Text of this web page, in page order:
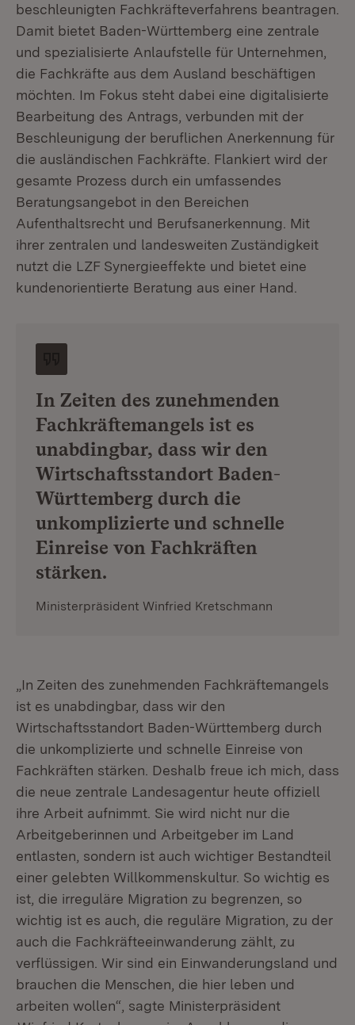
beschleunigten Fachkräfteverfahrens beantragen.
Damit bietet Baden-Württemberg eine zentrale
und spezialisierte Anlaufstelle für Unternehmen,
die Fachkräfte aus dem Ausland beschäftigen
möchten. Im Fokus steht dabei eine digitalisierte
Bearbeitung des Antrags, verbunden mit der
Beschleunigung der beruflichen Anerkennung für
die ausländischen Fachkräfte. Flankiert wird der
gesamte Prozess durch ein umfassendes
Beratungsangebot in den Bereichen
Aufenthaltsrecht und Berufsanerkennung. Mit
ihrer zentralen und landesweiten Zuständigkeit
nutzt die LZF Synergieeffekte und bietet eine
kundenorientierte Beratung aus einer Hand.
In Zeiten des zunehmenden
Fachkräftemangels ist es
unabdingbar, dass wir den
Wirtschaftsstandort Baden-
Württemberg durch die
unkomplizierte und schnelle
Einreise von Fachkräften
stärken.
Ministerpräsident Winfried Kretschmann
„In Zeiten des zunehmenden Fachkräftemangels
ist es unabdingbar, dass wir den
Wirtschaftsstandort Baden-Württemberg durch
die unkomplizierte und schnelle Einreise von
Fachkräften stärken. Deshalb freue ich mich, dass
die neue zentrale Landesagentur heute offiziell
ihre Arbeit aufnimmt. Sie wird nicht nur die
Arbeitgeberinnen und Arbeitgeber im Land
entlasten, sondern ist auch wichtiger Bestandteil
einer gelebten Willkommenskultur. So wichtig es
ist, die irreguläre Migration zu begrenzen, so
wichtig ist es auch, die reguläre Migration, zu der
auch die Fachkräfteeinwanderung zählt, zu
verflüssigen. Wir sind ein Einwanderungsland und
brauchen die Menschen, die hier leben und
arbeiten wollen“, sagte Ministerpräsident